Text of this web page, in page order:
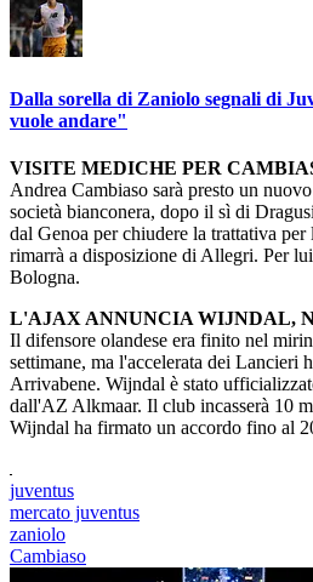
Dalla sorella di Zaniolo segnali di
vuole andare"
VISITE MEDICHE PER
Andrea Cambiaso sarà presto un
società bianconera, dopo il sì di
dal Genoa per chiudere la trattativa per
rimarrà a disposizione di Allegri. Per
Bologna.
L'AJAX ANNUNCIA WIJNDAL,
Il difensore olandese era finito nel
settimane, ma l'accelerata dei Lancieri
Arrivabene. Wijndal è stato
dall'AZ Alkmaar. Il club incasserà 10
Wijndal ha firmato un accordo fino al
juventus
mercato juventus
zaniolo
Cambiaso